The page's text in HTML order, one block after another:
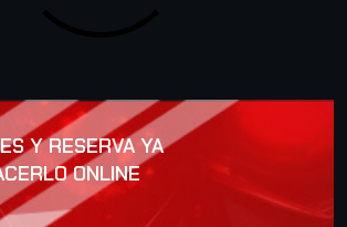
Y RESERVA YA
ONLINE